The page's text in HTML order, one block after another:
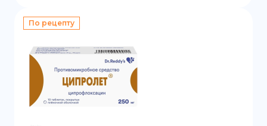
По рецепту